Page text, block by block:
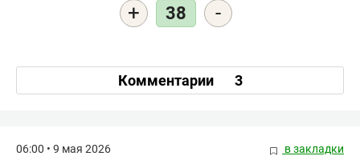
+ 38 -
Комментарии 3
06:00 • 9 мая 2026 в закладки